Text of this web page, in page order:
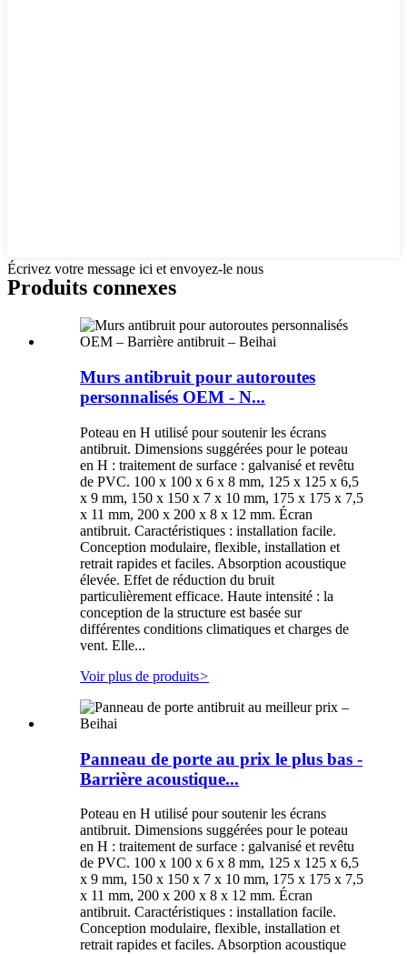
Écrivez votre message ici et envoyez-le nous
Produits connexes
Murs antibruit pour autoroutes
personnalisés OEM - N...
Poteau en H utilisé pour soutenir les écrans
antibruit. Dimensions suggérées pour le poteau
en H : traitement de surface : galvanisé et revêtu
de PVC. 100 x 100 x 6 x 8 mm, 125 x 125 x 6,5
x 9 mm, 150 x 150 x 7 x 10 mm, 175 x 175 x 7,5
x 11 mm, 200 x 200 x 8 x 12 mm. Écran
antibruit. Caractéristiques : installation facile.
Conception modulaire, flexible, installation et
retrait rapides et faciles. Absorption acoustique
élevée. Effet de réduction du bruit
particulièrement efficace. Haute intensité : la
conception de la structure est basée sur
différentes conditions climatiques et charges de
vent. Elle...
Voir plus de produits>
Panneau de porte au prix le plus bas -
Barrière acoustique...
Poteau en H utilisé pour soutenir les écrans
antibruit. Dimensions suggérées pour le poteau
en H : traitement de surface : galvanisé et revêtu
de PVC. 100 x 100 x 6 x 8 mm, 125 x 125 x 6,5
x 9 mm, 150 x 150 x 7 x 10 mm, 175 x 175 x 7,5
x 11 mm, 200 x 200 x 8 x 12 mm. Écran
antibruit. Caractéristiques : installation facile.
Conception modulaire, flexible, installation et
retrait rapides et faciles. Absorption acoustique